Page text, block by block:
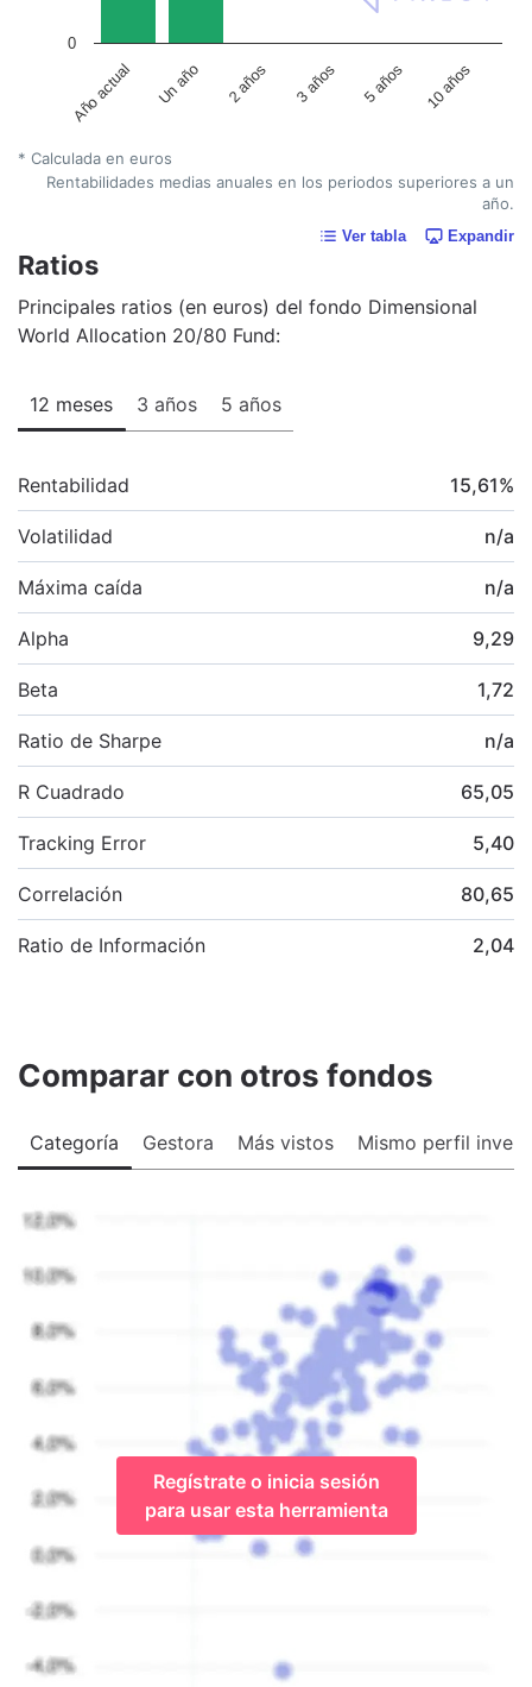
Año actual Un año 2 años 3 años 5 años 10 años
0
* Calculada en euros
Rentabilidades medias anuales en los periodos superiores a un
año.
Ver tabla Expandir
Ratios
Principales ratios (en euros) del fondo Dimensional
World Allocation 20/80 Fund:
12 meses 3 años 5 años
Rentabilidad 15,61%
Volatilidad n/a
Máxima caída n/a
Alpha 9,29
Beta 1,72
Ratio de Sharpe n/a
R Cuadrado 65,05
Tracking Error 5,40
Correlación 80,65
Ratio de Información 2,04
Comparar con otros fondos
Categoría Gestora Más vistos Mismo perfil
Regístrate o inicia sesión
para usar esta herramienta